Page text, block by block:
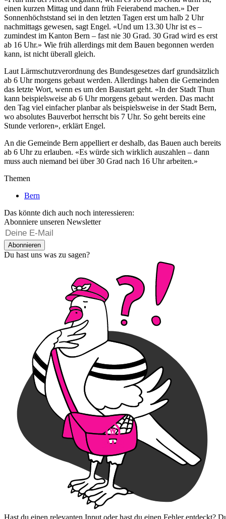
einen kurzen Mittag und dann früh Feierabend machen.» Der
Sonnenhöchststand sei in den letzten Tagen erst um halb 2 Uhr
nachmittags gewesen, sagt Engel. «Und um 13.30 Uhr ist es –
zumindest im Kanton Bern – fast nie 30 Grad. 30 Grad wird es erst
ab 16 Uhr.» Wie früh allerdings mit dem Bauen begonnen werden
kann, ist nicht überall gleich.
Laut Lärmschutzverordnung des Bundesgesetzes darf grundsätzlich
ab 6 Uhr morgens gebaut werden. Allerdings haben die Gemeinden
das letzte Wort, wenn es um den Baustart geht. «In der Stadt Thun
kann beispielsweise ab 6 Uhr morgens gebaut werden. Das macht
den Tag viel einfacher planbar als beispielsweise in der Stadt Bern,
wo absolutes Bauverbot herrscht bis 7 Uhr. So geht bereits eine
Stunde verloren», erklärt Engel.
An die Gemeinde Bern appelliert er deshalb, das Bauen auch bereits
ab 6 Uhr zu erlauben. «Es würde sich wirklich auszahlen – dann
muss auch niemand bei über 30 Grad nach 16 Uhr arbeiten.»
Themen
Bern
Das könnte dich auch noch interessieren:
Abonniere unseren Newsletter
Abonnieren
Du hast uns was zu sagen?